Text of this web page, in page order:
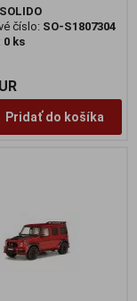
SOLIDO
číslo: SO-S1807304
0 ks
Pridať do košíka